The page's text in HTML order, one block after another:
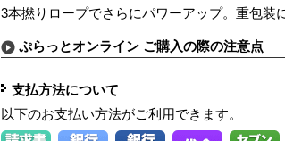
3本撚りロープでさらにパワーアップ。重包装
ぷらっとオンライン ご購入の際の注意点
支払方法について
以下のお支払い方法がご利用できます。